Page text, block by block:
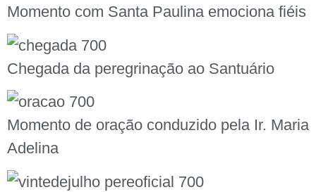
Momento com Santa Paulina emociona fiéis
Chegada da peregrinação ao Santuário
Momento de oração conduzido pela Ir. Maria
Adelina